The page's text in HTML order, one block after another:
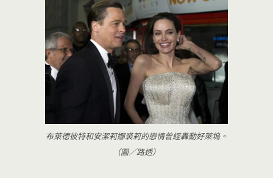
布萊德彼特和安潔莉娜裘莉的戀情曾經轟動好萊塢。
（圖／路透）